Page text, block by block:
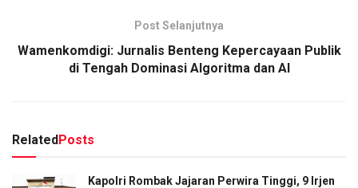
Post Selanjutnya
Wamenkomdigi: Jurnalis Benteng Kepercayaan Publik
di Tengah Dominasi Algoritma dan AI
RelatedPosts
Kapolri Rombak Jajaran Perwira Tinggi, 9 Irjen